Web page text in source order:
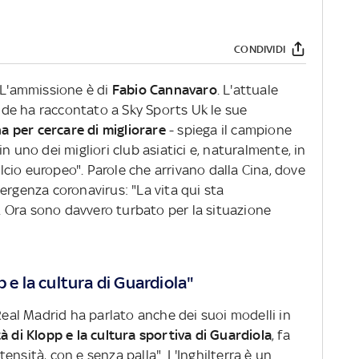
CONDIVIDI
è di Fabio Cannavaro. L'attuale
ha raccontato a Sky Sports Uk le sue
per cercare di migliorare- spiega il campione
uno dei migliori club asiatici e, naturalmente, in
europeo". Parole che arrivano dalla Cina, dove
coronavirus: "La vita qui sta
sono davvero turbato per la situazione
e la cultura di Guardiola"
Madrid ha parlato anche dei suoi modelli in
di Klopp e la cultura sportiva di Guardiola, fa
con e senza palla". L'Inghilterra è un